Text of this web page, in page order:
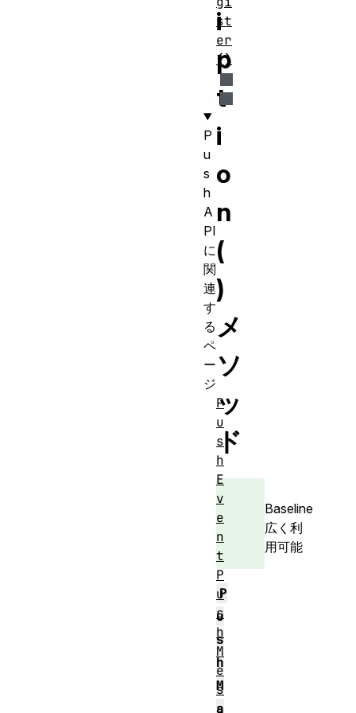
i
p
t
i
o
n
(
)
メ
ソ
ッ
ド
Baseline
広く利
用可能
P
u
s
h
M
a
st
er
()
P
u
s
h
A
PI
に
関
連
す
る
ペ
ー
ジ
P
u
s
h
E
v
e
n
t
P
u
s
h
M
e
s
s